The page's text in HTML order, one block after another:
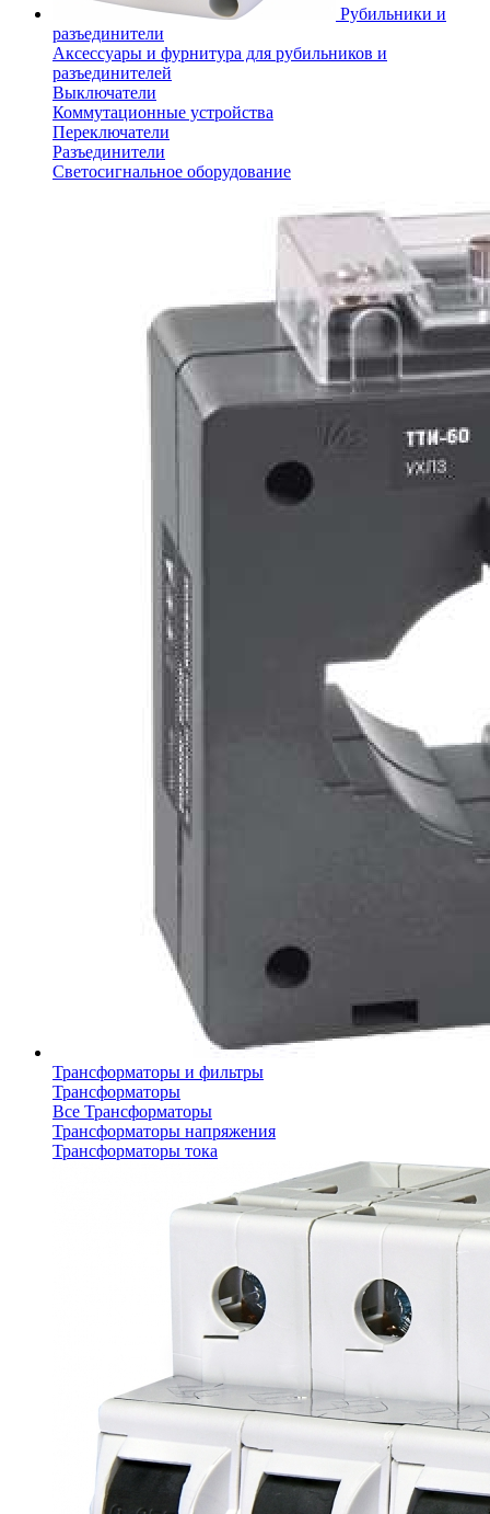
Рубильники и
разъединители
Аксессуары и фурнитура для рубильников и
разъединителей
Выключатели
Коммутационные устройства
Переключатели
Разъединители
Светосигнальное оборудование
Трансформаторы и фильтры
Трансформаторы
Все Трансформаторы
Трансформаторы напряжения
Трансформаторы тока